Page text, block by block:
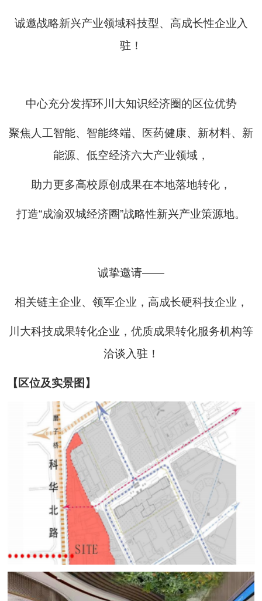
诚邀战略新兴产业领域科技型、高成长性企业入
驻！
中心充分发挥环川大知识经济圈的区位优势
聚焦人工智能、智能终端、医药健康、新材料、新
能源、低空经济六大产业领域，
助力更多高校原创成果在本地落地转化，
打造“成渝双城经济圈”战略性新兴产业策源地。
诚挚邀请——
相关链主企业、领军企业，高成长硬科技企业，
川大科技成果转化企业，优质成果转化服务机构等
洽谈入驻！
【区位及实景图】